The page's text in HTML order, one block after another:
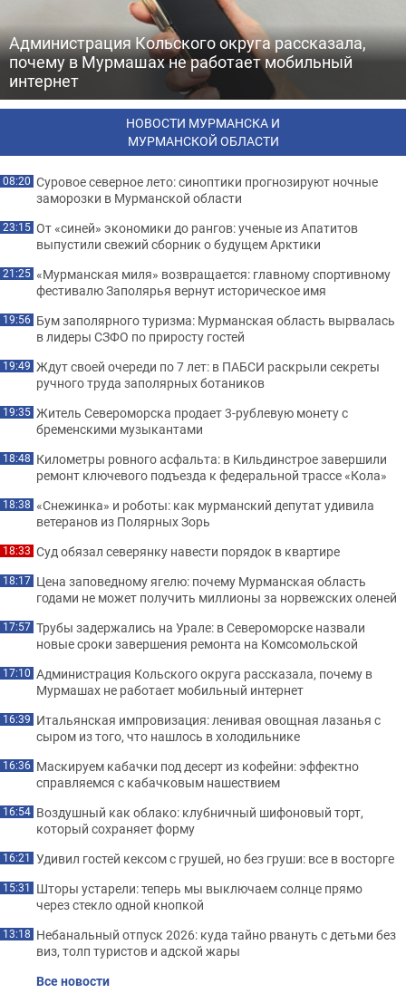
Администрация Кольского округа рассказала,
почему в Мурмашах не работает мобильный
интернет
НОВОСТИ МУРМАНСКА И
МУРМАНСКОЙ ОБЛАСТИ
08:20 Суровое северное лето: синоптики прогнозируют ночные
заморозки в Мурманской области
23:15 От «синей» экономики до рангов: ученые из Апатитов
выпустили свежий сборник о будущем Арктики
21:25 «Мурманская миля» возвращается: главному спортивному
фестивалю Заполярья вернут историческое имя
19:56 Бум заполярного туризма: Мурманская область вырвалась
в лидеры СЗФО по приросту гостей
19:49 Ждут своей очереди по 7 лет: в ПАБСИ раскрыли секреты
ручного труда заполярных ботаников
19:35 Житель Североморска продает 3-рублевую монету с
бременскими музыкантами
18:48 Километры ровного асфальта: в Кильдинстрое завершили
ремонт ключевого подъезда к федеральной трассе «Кола»
18:38 «Снежинка» и роботы: как мурманский депутат удивила
ветеранов из Полярных Зорь
18:33 Суд обязал северянку навести порядок в квартире
18:17 Цена заповедному ягелю: почему Мурманская область
годами не может получить миллионы за норвежских оленей
17:57 Трубы задержались на Урале: в Североморске назвали
новые сроки завершения ремонта на Комсомольской
17:10 Администрация Кольского округа рассказала, почему в
Мурмашах не работает мобильный интернет
16:39 Итальянская импровизация: ленивая овощная лазанья с
сыром из того, что нашлось в холодильнике
16:36 Маскируем кабачки под десерт из кофейни: эффектно
справляемся с кабачковым нашествием
16:54 Воздушный как облако: клубничный шифоновый торт,
который сохраняет форму
16:21 Удивил гостей кексом с грушей, но без груши: все в восторге
15:31 Шторы устарели: теперь мы выключаем солнце прямо
через стекло одной кнопкой
13:18 Небанальный отпуск 2026: куда тайно рвануть с детьми без
виз, толп туристов и адской жары
Все новости